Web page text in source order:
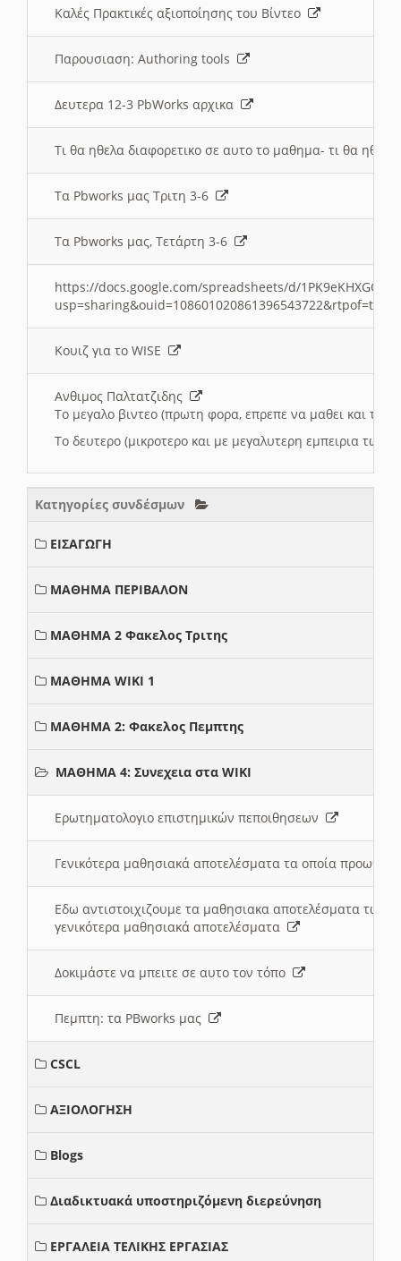
Καλές Πρακτικές αξιοποίησης του Βίντεο
Παρουσιαση: Authoring tools
Δευτερα 12-3 PbWorks αρχικα
Τι θα ηθελα διαφορετικο σε αυτο το μαθημα- τι θα
Τα Pbworks μας Τριτη 3-6
Τα Pbworks μας, Τετάρτη 3-6
https://docs.google.com/spreadsheets/d/
Κουιζ για το WISE
Ανθιμος Παλτατζιδης
Το μεγαλο βιντεο (πρωτη φορα, επρεπε να μαθει και το
Το δευτερο (μικροτερο και με μεγαλυτερη εμπειρια
Κατηγορίες συνδέσμων
ΕΙΣΑΓΩΓΗ
ΜΑΘΗΜΑ ΠΕΡΙΒΑΛΟΝ
ΜΑΘΗΜΑ 2 Φακελος Τριτης
ΜΑΘΗΜΑ WIKI 1
ΜΑΘΗΜΑ 2: Φακελος Πεμπτης
ΜΑΘΗΜΑ 4: Συνεχεια στα WIKI
Ερωτηματολογιο επιστημικών πεποιθησεων
Γενικότερα μαθησιακά αποτελέσματα τα οποία
Εδω αντιστοιχιζουμε τα μαθησιακα αποτελέσματα
γενικότερα μαθησιακά αποτελέσματα
Δοκιμάστε να μπειτε σε αυτο τον τόπο
Πεμπτη: τα PBworks μας
CSCL
ΑΞΙΟΛΟΓΗΣΗ
Blogs
Διαδικτυακά υποστηριζόμενη διερεύνηση
ΕΡΓΑΛΕΙΑ ΤΕΛΙΚΗΣ ΕΡΓΑΣΙΑΣ